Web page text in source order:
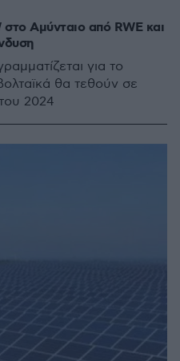
Αμύνταιο από RWE και
για το
θα τεθούν σε
2024